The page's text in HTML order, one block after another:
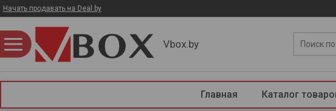
Начать продавать на Deal.by
Vbox.by
Главная Каталог